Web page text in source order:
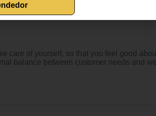
of yourself, so that you feel good
balance between customer needs and